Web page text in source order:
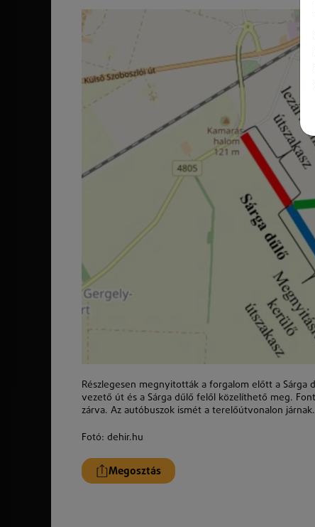
Részlegesen megnyitották a forgalom előtt a Sárga
vezető út és a Sárga dűlő felől közelíthető meg.
zárva. Az autóbuszok ismét a terelőútvonalon járnak.
Fotó: dehir.hu
Megosztás